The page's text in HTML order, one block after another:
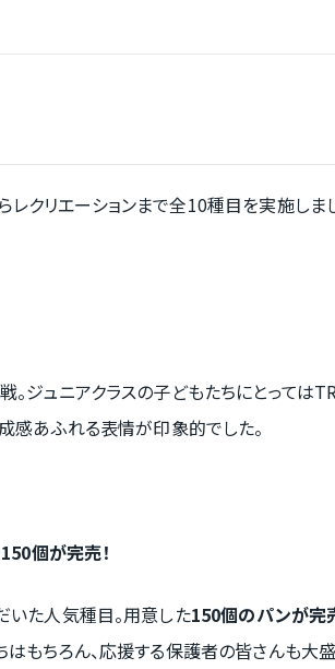
クリエーションまで全10種目を実施しま
ジュニアクラスの子どもたちにとっては
感あふれる表情が印象的でした。
個が完売！
いた人気種目。用意した150個のパンが完
もちろん、応援する保護者の皆さんも大盛